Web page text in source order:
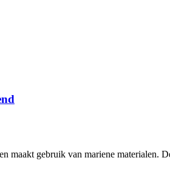
maakt gebruik van mariene materialen.